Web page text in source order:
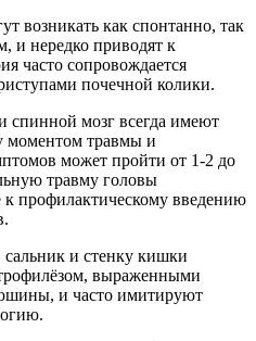
возникать как спонтанно, так
и нередко приводят к
часто сопровождается
почечной колики.
спинной мозг всегда имеют
моментом травмы и
может пройти от 1-2 до
травму головы
к профилактическому введению
и стенку кишки
выраженными
и часто имитируют